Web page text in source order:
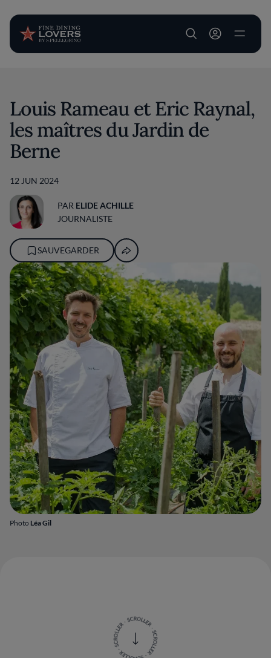
User account
Photo Léa Gil
Louis Rameau et Eric Raynal,
les maîtres du Jardin de
Berne
12 JUN 2024
PAR ELIDE ACHILLE
JOURNALISTE
SAUVEGARDER